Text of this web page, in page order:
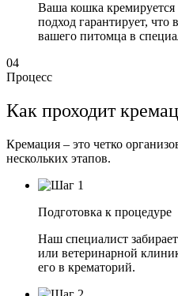
Ваша кошка
подход гарантирует,
вашего питомца в
04
Процесс
Как проходит
Кремация – это четко
нескольких этапов.
Подготовка к процедуре
Наш специалист
или ветеринарной
его в крематорий.